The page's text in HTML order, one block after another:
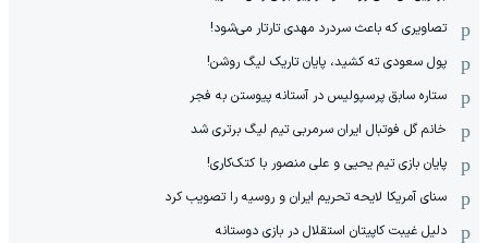
تصاویری که باعث سردرد مهدی تارتار می‌شود!
پول سعودی ته کشید، پایان تاریک لیگ روشن!
ستاره سابق پرسپولیس در آستانه پیوستن به فجر
خانم گل فوتبال ایران سرمربی تیم لیگ برتری شد
پایان بازی تیم یحیی و علی منصور با کتک‌کاری!
سنای آمریکا لایحه تحریم ایران و روسیه را تصویب کرد
دلیل غیبت کاپیتان استقلال در بازی دوستانه